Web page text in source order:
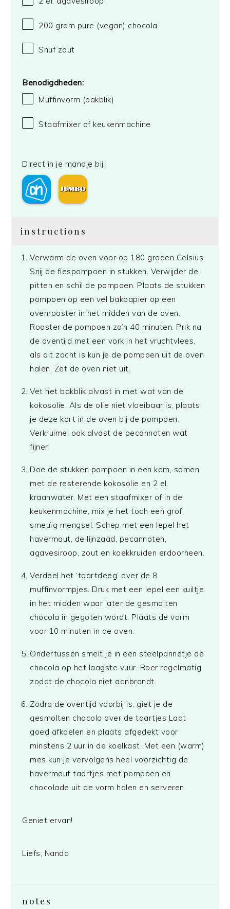
200 gram pure (vegan) chocola
Snuf zout
Benodigdheden:
Muffinvorm (bakblik)
Staafmixer of keukenmachine
Direct in je mandje bij:
instructions
Verwarm de oven voor op 180 graden Celsius.
Snij de flespompoen in stukken. Verwijder de
pitten en schil de pompoen. Plaats de stukken
pompoen op een vel bakpapier op een
ovenrooster in het midden van de oven.
Rooster de pompoen zo’n 40 minuten. Prik na
de oventijd met een vork in het vruchtvlees,
als dit zacht is kun je de pompoen uit de oven
halen. Zet de oven niet uit.
Vet het bakblik alvast in met wat van de
kokosolie. Als de olie niet vloeibaar is, plaats
je deze kort in de oven bij de pompoen.
Verkruimel ook alvast de pecannoten wat
fijner.
Doe de stukken pompoen in een kom, samen
met de resterende kokosolie en 2 el.
kraanwater. Met een staafmixer of in de
keukenmachine, mix je het toch een grof,
smeuïg mengsel. Schep met een lepel het
havermout, de lijnzaad, pecannoten,
agavesiroop, zout en koekkruiden erdoorheen.
Verdeel het ‘taartdeeg’ over de 8
muffinvormpjes. Druk met een lepel een kuiltje
in het midden waar later de gesmolten
chocola in gegoten wordt. Plaats de vorm
voor 10 minuten in de oven.
Ondertussen smelt je in een steelpannetje de
chocola op het laagste vuur. Roer regelmatig
zodat de chocola niet aanbrandt.
Zodra de oventijd voorbij is, giet je de
gesmolten chocola over de taartjes Laat
goed afkoelen en plaats afgedekt voor
minstens 2 uur in de koelkast. Met een (warm)
mes kun je vervolgens heel voorzichtig de
havermout taartjes met pompoen en
chocolade uit de vorm halen en serveren.
Geniet ervan!
Liefs, Nanda
notes